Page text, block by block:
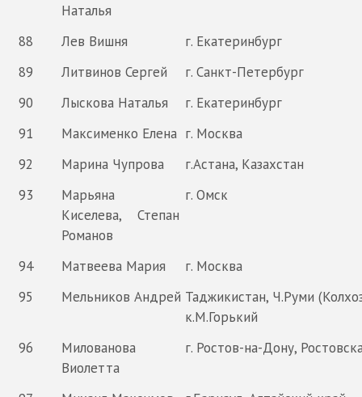
Наталья
88 Лев Вишня
г. Екатеринбург
89
Литвинов Сергей
г. Санкт-Петербург
90
Лыскова Наталья
г. Екатеринбург
91
Максименко Елена г. Москва
92
Марина Чупрова
г.Астана, Казахстан
93
Марьяна
Киселева, Степан
Романов
г. Омск
94 Матвеева Мария
г. Москва
95
Мельников Андрей Таджикистан, Ч.Руми
к.М.Горький
96
Милованова
Виолетта
г. Ростов-на-Дону,